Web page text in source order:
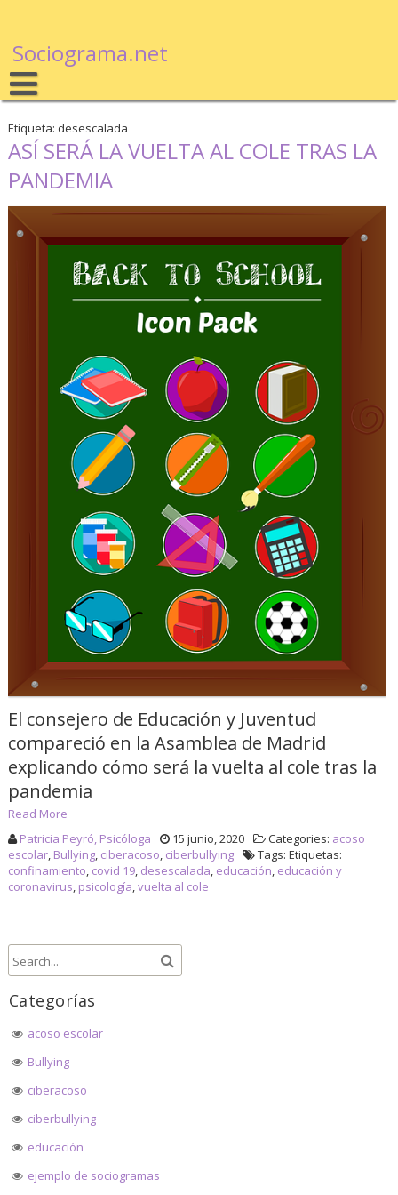
Sociograma.net
Etiqueta: desescalada
ASÍ SERÁ LA VUELTA AL COLE TRAS LA
PANDEMIA
El consejero de Educación y Juventud
compareció en la Asamblea de Madrid
explicando cómo será la vuelta al cole tras la
pandemia
Read More
Patricia Peyró, Psicóloga
15 junio, 2020 Categories: acoso
escolar, Bullying, ciberacoso, ciberbullying
Tags: Etiquetas:
confinamiento, covid 19, desescalada, educación, educación y
coronavirus, psicología,vuelta al cole
Categorías
acoso escolar
Bullying
ciberacoso
ciberbullying
educación
ejemplo de sociogramas